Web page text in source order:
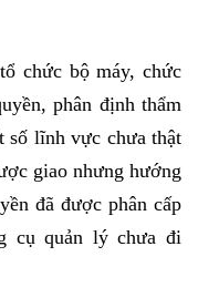
chức bộ máy, chức
phân định thẩm
số lĩnh vực chưa thật
giao nhưng hướng
đã được phân cấp
cụ quản lý chưa đi